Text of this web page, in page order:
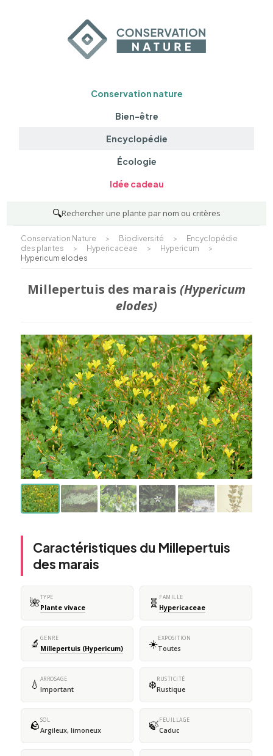
Conservation nature
Bien-être
Encyclopédie
Écologie
Idée cadeau
🔍Rechercher une plante par nom ou critères
Conservation Nature > Biodiversité >
Encyclopédie
des plantes
> Hypericaceae > Hypericum
>
Hypericum elodes
Millepertuis des marais (Hypericum
elodes)
Caractéristiques du Millepertuis
des marais
🌺TYPE
Plante vivace 🧬 FAMILLE
Hypericaceae
🔬 GENRE
Millepertuis (Hypericum) ☀️EXPOSITION
Toutes
💧 ARROSAGE
Important ❄️RUSTICITÉ
Rustique
🪨SOL
Argileux, limoneux 🍃FEUILLAGE
Caduc